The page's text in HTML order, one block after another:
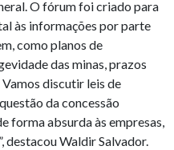
O fórum foi criado para
às informações por parte
como planos de
das minas, prazos
discutir leis de
da concessão
forma absurda às empresas,
destacou Waldir Salvador.